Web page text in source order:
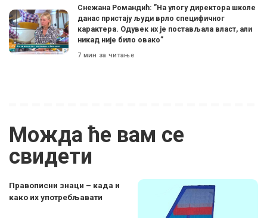
Снежана Романдић: ”На улогу директора школе
данас пристају људи врло специфичног
карактера. Одувек их је постављала власт, али
никад није било овако”
7 мин за читање
Можда ће вам се
свидети
Правописни знаци – када и
како их употребљавати